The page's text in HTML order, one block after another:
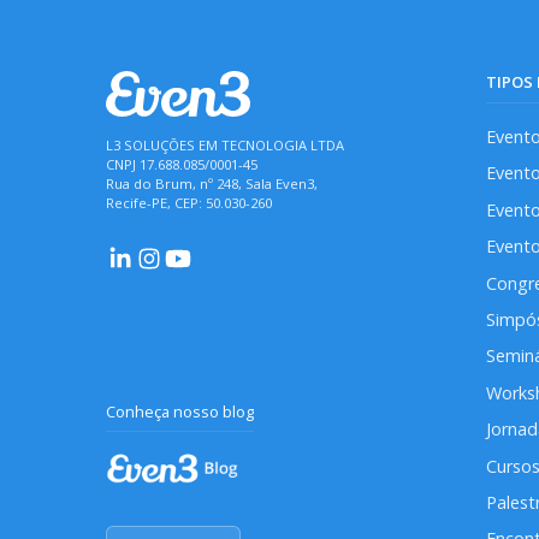
L3 SOLUÇÕES EM TECNOLOGIA LTDA
CNPJ 17.688.085/0001-45
Rua do Brum, nº 248, Sala Even3,
Recife-PE, CEP: 50.030-260
Conheça nosso blog
TIPOS